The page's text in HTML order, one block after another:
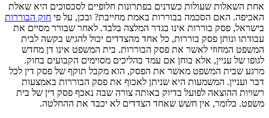
אחת השאלות שעולות כשדנים בפתרונות חלופיים לסכסוכים היא שאלת
האכיפה. האם הסכמה בבוררות באמת מחייבת? ובכן, על פי חוק הבוררות
בישראל, פסק בוררות אינו בגדר המלצה בלבד. לאחר שבורר מסיים את
עבודתו ונותן פסק בוררות, כל אחד מהצדדים יכול להגיש בקשה לבית
המשפט המחוזי לאשר את פסק הבוררות. בית המשפט אינו דן מחדש
לגופו של עניין, אלא בוחן אם עמד בהליכים מסוימים הקבועים בחוק.
מרגע שבית המשפט מאשר את הפסק, הוא מקבל תוקף של פסק דין לכל
דבר ועניין. המשמעות היא שניתן לאכוף את פסק הבוררות באמצעות
רשויות ההוצאה לפועל בדיוק באותה צורה שבה נאכף פסק דין של בית
משפט. כלומר, אין חשש שאחד הצדדים לא יכבד את ההחלטה.